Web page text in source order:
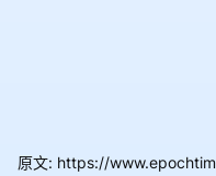
原文: https://